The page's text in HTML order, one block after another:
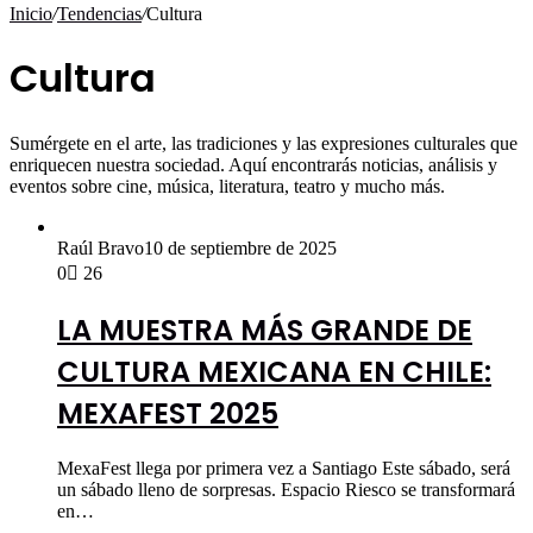
Inicio/Tendencias/Cultura
Cultura
Sumérgete en el arte, las tradiciones y las expresiones culturales que
enriquecen nuestra sociedad. Aquí encontrarás noticias, análisis y
eventos sobre cine, música, literatura, teatro y mucho más.
Raúl Bravo10 de septiembre de 2025
0
26
LA MUESTRA MÁS GRANDE DE
CULTURA MEXICANA EN CHILE:
MEXAFEST 2025
MexaFest llega por primera vez a Santiago Este sábado, será
un sábado lleno de sorpresas. Espacio Riesco se transformará
en…